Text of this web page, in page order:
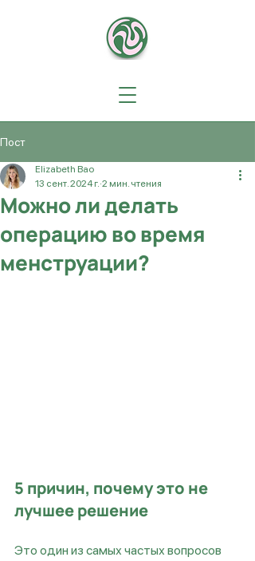
Пост
Можно ли делать
операцию во время
менструации?
Elizabeth Bao
13 сент. 2024 г. 2 мин. чтения
5 причин, почему это не
лучшее решение
Это один из самых частых вопросов